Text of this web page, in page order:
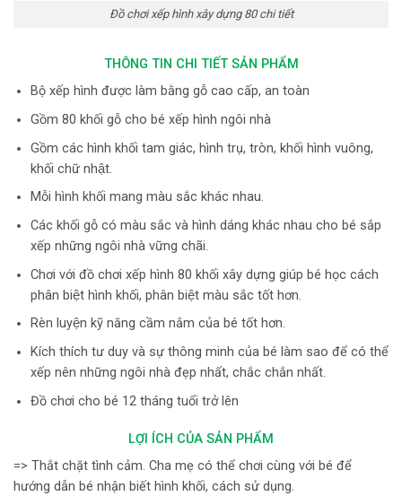
Đồ chơi xếp hình xây dựng 80 chi tiết
THÔNG TIN CHI TIẾT SẢN PHẨM
Bộ xếp hình được làm bằng gỗ cao cấp, an toàn
Gồm 80 khối gỗ cho bé xếp hình ngôi nhà
Gồm các hình khối tam giác, hình trụ, tròn, khối hình vuông,
khối chữ nhật.
Mỗi hình khối mang màu sắc khác nhau.
Các khối gỗ có màu sắc và hình dáng khác nhau cho bé sắp
xếp những ngôi nhà vững chãi.
Chơi với đồ chơi xếp hình 80 khối xây dựng giúp bé học cách
phân biệt hình khối, phân biệt màu sắc tốt hơn.
Rèn luyện kỹ năng cầm nắm của bé tốt hơn.
Kích thích tư duy và sự thông minh của bé làm sao để có thể
xếp nên những ngôi nhà đẹp nhất, chắc chắn nhất.
Đồ chơi cho bé 12 tháng tuổi trở lên
LỢI ÍCH CỦA SẢN PHẨM
=> Thắt chặt tình cảm. Cha mẹ có thể chơi cùng với bé để
hướng dẫn bé nhận biết hình khối, cách sử dụng.